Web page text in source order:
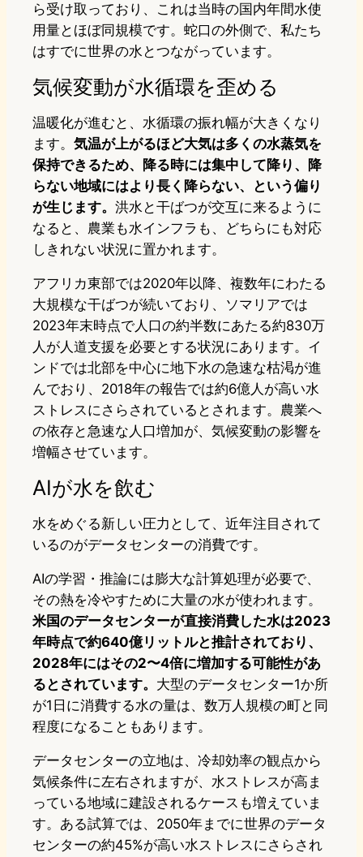
ら受け取っており、これは当時の国内年間水使
用量とほぼ同規模です。蛇口の外側で、私たち
はすでに世界の水とつながっています。
気候変動が水循環を歪める
温暖化が進むと、水循環の振れ幅が大きくなり
ます。 気温が上がるほど大気は多くの水蒸気を
保持できるため、降る時には集中して降り、降
らない地域にはより長く降らない、という偏り
が生じます。 洪水と干ばつが交互に来るように
なると、農業も水インフラも、どちらにも対応
しきれない状況に置かれます。
アフリカ東部では2020年以降、複数年にわたる
大規模な干ばつが続いており、ソマリアでは
2023年末時点で人口の約半数にあたる約830万
人が人道支援を必要とする状況にあります。イ
ンドでは北部を中心に地下水の急速な枯渇が進
んでおり、2018年の報告では約6億人が高い水
ストレスにさらされているとされます。農業へ
の依存と急速な人口増加が、気候変動の影響を
増幅させています。
AIが水を飲む
水をめぐる新しい圧力として、近年注目されて
いるのがデータセンターの消費です。
AIの学習・推論には膨大な計算処理が必要で、
その熱を冷やすために大量の水が使われます。
米国のデータセンターが直接消費した水は2023
年時点で約640億リットルと推計されており、
2028年にはその2〜4倍に増加する可能性があ
るとされています。 大型のデータセンター1か所
が1日に消費する水の量は、数万人規模の町と同
程度になることもあります。
データセンターの立地は、冷却効率の観点から
気候条件に左右されますが、水ストレスが高ま
っている地域に建設されるケースも増えていま
す。ある試算では、2050年までに世界のデータ
センターの約45%が高い水ストレスにさらされ